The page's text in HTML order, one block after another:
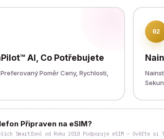
AI, Co Potřebujete
Poměr Ceny, Rychlosti,
02
Připraven na eSIM?
Smartfonů od Roku 2018 Podporuje eSIM – Ověřte si